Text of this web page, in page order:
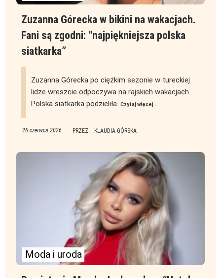
Zuzanna Górecka w bikini na wakacjach.
Fani są zgodni: “najpiękniejsza polska
siatkarka”
Zuzanna Górecka po ciężkim sezonie w tureckiej
lidze wreszcie odpoczywa na rajskich wakacjach.
Polska siatkarka podzieliła
Czytaj więcej...
26 czerwca 2026 PRZEZ: : KLAUDIA GÓRSKA
Moda i uroda